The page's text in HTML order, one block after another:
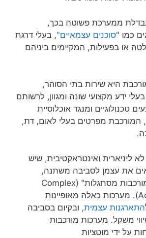
ממערכת פשוטה בכך,
כמו "סוכנים עצמאיים", בעלי דרגת
או בפעילות, המקיימים ביניהם
היא שירות בתי הסוהר,
ידע מקצועי שונה ומגוון, לרשותם
טכנולוגיים ומנגד אוכלוסיית
המורכבת מפרטים בעלי לאום, דת,
ליניארית ואינטראקטיבית, שיש
את עצמן לסביבה משתנה,
קרויות "מערכות מורכבות מסתגלות" (Complex
Adaptive System). מערכות כאלה מאופיינות
התארגנות עצמית, ובקיום בסביבה
משקל. מערכות מורכבות
על ידי מוטציות